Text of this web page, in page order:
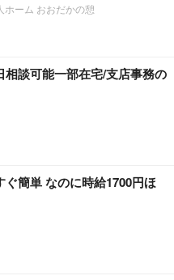
ホーム おおだかの憩
談可能一部在宅/支店事務の
簡単 なのに時給1700円ほ